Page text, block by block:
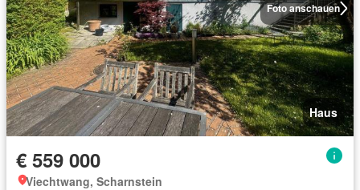
Foto anschauen
Haus
€ 559 000
Viechtwang, Scharnstein